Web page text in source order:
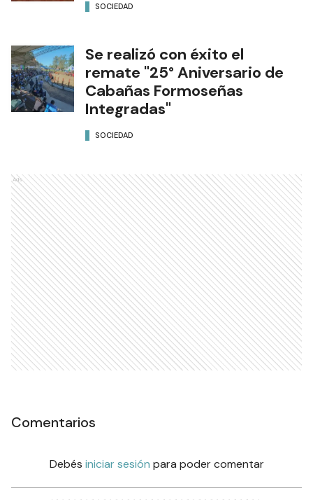
SOCIEDAD
Se realizó con éxito el
remate "25° Aniversario de
Cabañas Formoseñas
Integradas"
SOCIEDAD
Ads
Comentarios
Debés iniciar sesión para poder comentar